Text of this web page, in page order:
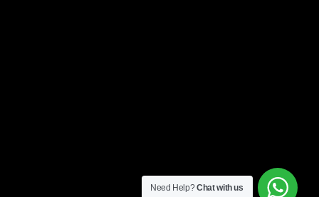
Need Help?Chat with us